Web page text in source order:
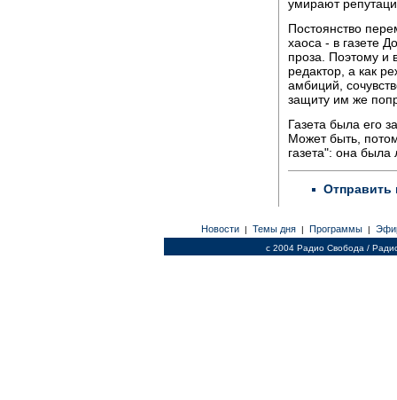
умирают
Постоянство
хаоса - в газете
проза. Поэтому и
редактор, а как
амбиций,
защиту им же
Газета была его
Может быть,
газета": она
Отправить
Новости | Темы дня | Программы |
c 2004 Радио Свобода /